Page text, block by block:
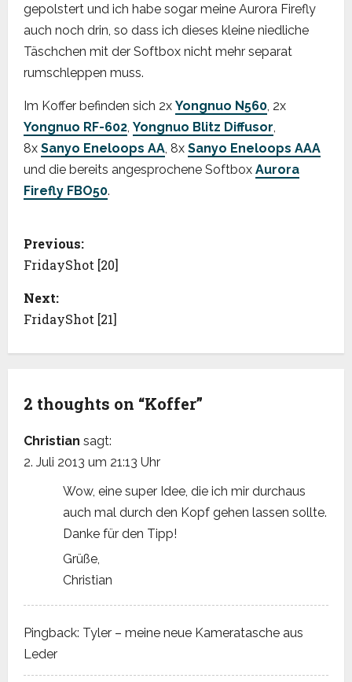
gepolstert und ich habe sogar meine Aurora Firefly
auch noch drin, so dass ich dieses kleine niedliche
Täschchen mit der Softbox nicht mehr separat
rumschleppen muss.
Im Koffer befinden sich 2x Yongnuo N560 , 2x
Yongnuo RF-602 Yongnuo Blitz Diffusor
8x Sanyo Eneloops AA , 8x Sanyo Eneloops AAA
und die bereits angesprochene Softbox Aurora
Firefly FBO50.
P
o
s
a
v
i
i
o
n
Previous:
FridayShot [20]
Next:
FridayShot [21]
2 thoughts on “Koffer”
Christian sagt:
2. Juli 2013 um 21:13 Uhr
Wow, eine super Idee, die ich mir durchaus
auch mal durch den Kopf gehen lassen sollte.
Danke für den Tipp!
Grüße,
Christian
Pingback: Tyler – meine neue Kameratasche aus
Leder